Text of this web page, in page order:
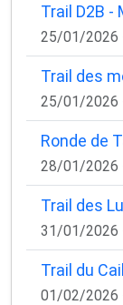
Oui, je
Aucun
Trail D2B -
25/01/2026
Trail des
25/01/2026
Ronde de
28/01/2026
Trail des
31/01/2026
Trail du
01/02/2026